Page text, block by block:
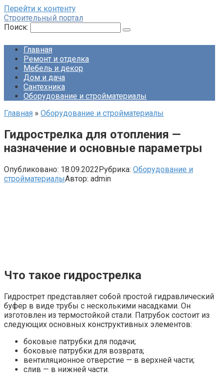
Перейти к контенту
Строительный портал
Поиск:
Главная
Ремонт и отделка
Мебель и декор
Дом и дача
Сантехника
Оборудование и стройматериалы
Главная » Оборудование и стройматериалы
Гидрострелка для отопления —
назначение и основные параметры
Опубликовано: 18.09.2022Рубрика: Оборудование и
стройматериалыАвтор: admin
Что такое гидрострелка
Гидрострет представляет собой простой гидравлический
буфер в виде трубы с несколькими насадками. Он
изготовлен из термостойкой стали. Патрубок состоит из
следующих основных конструктивных элементов:
боковые патрубки для подачи;
боковые патрубки для возврата;
вентиляционное отверстие — в верхней части;
слив — в нижней части.